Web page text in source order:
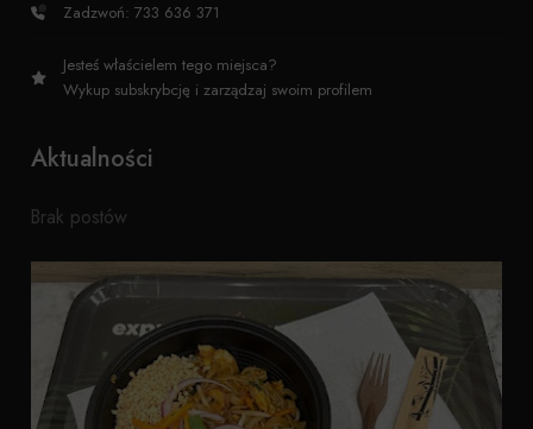
Zadzwoń: 733 636 371
Jesteś właścielem tego miejsca?
Wykup subskrybcję i zarządzaj swoim profilem
Aktualności
Brak postów